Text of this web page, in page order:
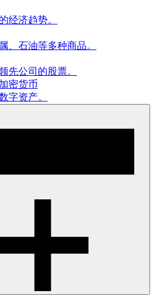
经济趋势。
、石油等多种商品。
先公司的股票。
密货币
字资产。